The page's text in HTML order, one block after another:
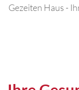
Gezeiten Haus -